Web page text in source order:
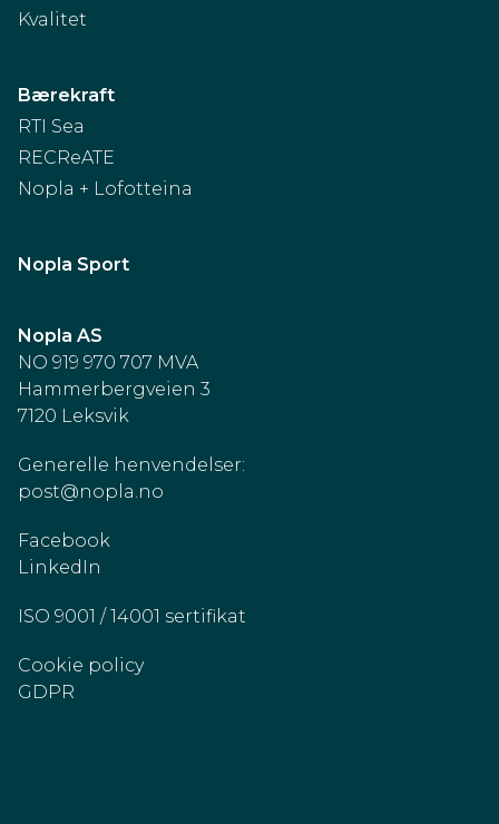
Kvalitet
Bærekraft
RTI Sea
RECReATE
Nopla + Lofotteina
Nopla Sport
Nopla AS
NO 919 970 707 MVA
Hammerbergveien 3
7120 Leksvik
Generelle henvendelser:
post@nopla.no
Facebook
LinkedIn
ISO 9001 / 14001 sertifikat
Cookie policy
GDPR